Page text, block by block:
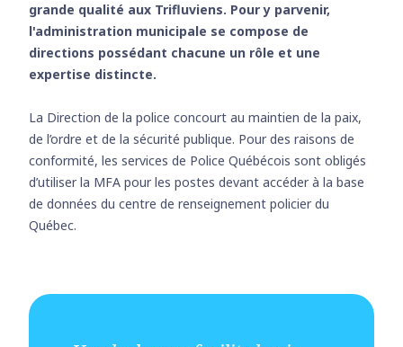
grande qualité aux Trifluviens. Pour y parvenir,
l'administration municipale se compose de
directions possédant chacune un rôle et une
expertise distincte.
La Direction de la police concourt au maintien de la paix,
de l’ordre et de la sécurité publique. Pour des raisons de
conformité, les services de Police Québécois sont obligés
d’utiliser la MFA pour les postes devant accéder à la base
de données du centre de renseignement policier du
Québec.